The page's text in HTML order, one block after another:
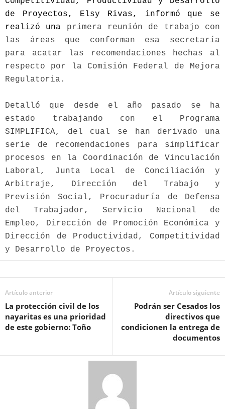
de Proyectos, Elsy Rivas, informó que se
realizó una primera reunión de trabajo con
las áreas que conforman esa secretaría
para acatar las recomendaciones hechas al
respecto por la Comisión Federal de Mejora
Regulatoria.
Detalló que desde el año pasado se ha
estado trabajando con el Programa
SIMPLIFICA, del cual se han derivado una
serie de recomendaciones para simplificar
procesos en la Coordinación de Vinculación
Laboral, Junta Local de Conciliación y
Arbitraje, Dirección del Trabajo y
Previsión Social, Procuraduría de Defensa
del Trabajador, Servicio Nacional de
Empleo, Dirección de Promoción Económica y
Dirección de Productividad, Competitividad
y Desarrollo de Proyectos.
Artículo anterior
La protección civil de los
nayaritas es una prioridad
de este gobierno: Toño
Artículo siguiente
Podrán ser Cesados los
directivos que
condicionen la entrega de
documentos